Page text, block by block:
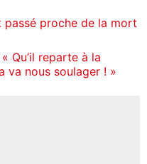
passé proche de la mort
Qu’il reparte à la
va nous soulager ! »